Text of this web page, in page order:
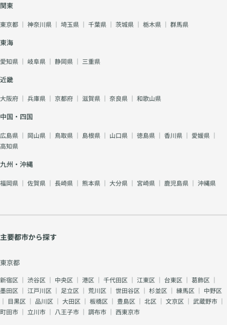
関東
東京都 ｜ 神奈川県 ｜ 埼玉県 ｜ 千葉県 ｜ 茨城県 ｜ 栃木県 ｜ 群馬県
東海
愛知県 ｜ 岐阜県 ｜ 静岡県 ｜ 三重県
近畿
大阪府 ｜ 兵庫県 ｜ 京都府 ｜ 滋賀県 ｜ 奈良県 ｜ 和歌山県
中国・四国
広島県 ｜ 岡山県 ｜ 鳥取県 ｜ 島根県 ｜ 山口県 ｜ 徳島県 ｜ 香川県 ｜ 愛媛県 ｜
高知県
九州・沖縄
福岡県 ｜ 佐賀県 ｜ 長崎県 ｜ 熊本県 ｜ 大分県 ｜ 宮崎県 ｜ 鹿児島県 ｜ 沖縄県
主要都市から探す
東京都
新宿区 ｜ 渋谷区 ｜ 中央区 ｜ 港区 ｜ 千代田区 ｜ 江東区 ｜ 台東区 ｜ 葛飾区 ｜
墨田区 ｜ 江戸川区 ｜ 足立区 ｜ 荒川区 ｜ 世田谷区 ｜ 杉並区 ｜ 練馬区 ｜ 中野区
｜ 目黒区 ｜ 品川区 ｜ 大田区 ｜ 板橋区 ｜ 豊島区 ｜ 北区 ｜ 文京区 ｜ 武蔵野市 ｜
町田市 ｜ 立川市 ｜ 八王子市 ｜ 調布市 ｜ 西東京市